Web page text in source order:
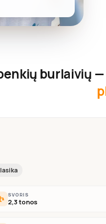
burlaivių —
SVORIS
2,3 tonos